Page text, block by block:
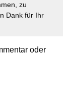
zu
Dank für Ihr
oder